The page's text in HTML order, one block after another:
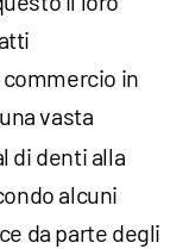
in
vasta
di denti alla
alcuni
da parte degli